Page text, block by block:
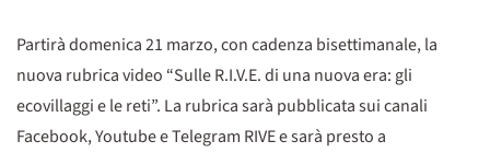
Partirà domenica 21 marzo, con cadenza bisettimanale, la
nuova rubrica video “Sulle R.I.V.E. di una nuova era: gli
ecovillaggi e le reti”. La rubrica sarà pubblicata sui canali
Facebook, Youtube e Telegram RIVE e sarà presto a